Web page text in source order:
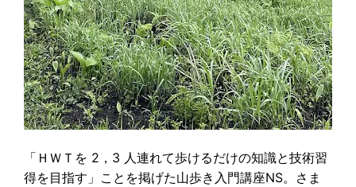
「ＨＷＴを 2，3 人連れて歩けるだけの知識と技術習
得を目指す」ことを掲げた山歩き入門講座NS。さま